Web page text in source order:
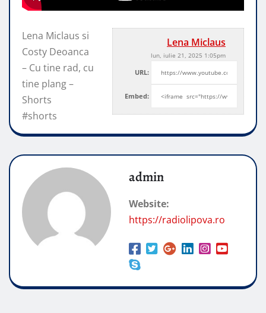
Lena Miclaus
lun, iulie 21, 2025 1:05pm
URL:
Embed:
Lena Miclaus si
Costy Deoanca
– Cu tine rad, cu
tine plang –
Shorts
#shorts
admin
Website:
https://radiolipova.ro